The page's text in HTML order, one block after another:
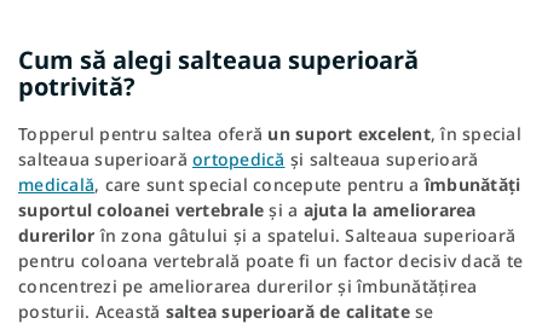
Cum să alegi salteaua superioară
potrivită?
Topperul pentru saltea oferă un suport excelent, în special
salteaua superioară ortopedică și salteaua superioară
medicală, care sunt special concepute pentru aîmbunătăți
suportul coloanei vertebrale și a ajuta la ameliorarea
durerilor în zona gâtului și a spatelui. Salteaua superioară
pentru coloana vertebrală poate fi un factor decisiv dacă te
concentrezi pe ameliorarea durerilor și îmbunătățirea
posturii. Această saltea superioară de calitatese